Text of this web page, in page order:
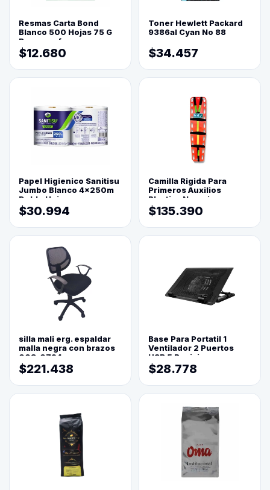
Resmas Carta Bond
Blanco 500 Hojas 75 G
Reprograf.
$12.680
Toner Hewlett Packard
9386al Cyan No 88
$34.457
Papel Higienico Sanitisu
Jumbo Blanco 4x250m
Doble Hoja
$30.994
Camilla Rigida Para
Primeros Auxilios
Plastica Naranja
$135.390
silla mali erg. espaldar
malla negra con brazos
003-0794
$221.438
Base Para Portatil 1
Ventilador 2 Puertos
USB 5 Posiciones
$28.778